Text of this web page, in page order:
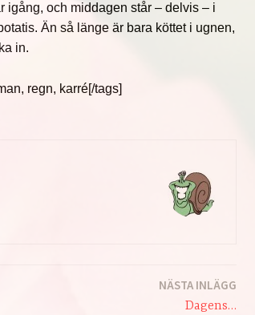
igång, och middagen står – delvis – i
Än så länge är bara köttet i ugnen,
in.
regn, karré[/tags]
NÄSTA INLÄGG
Dagens…